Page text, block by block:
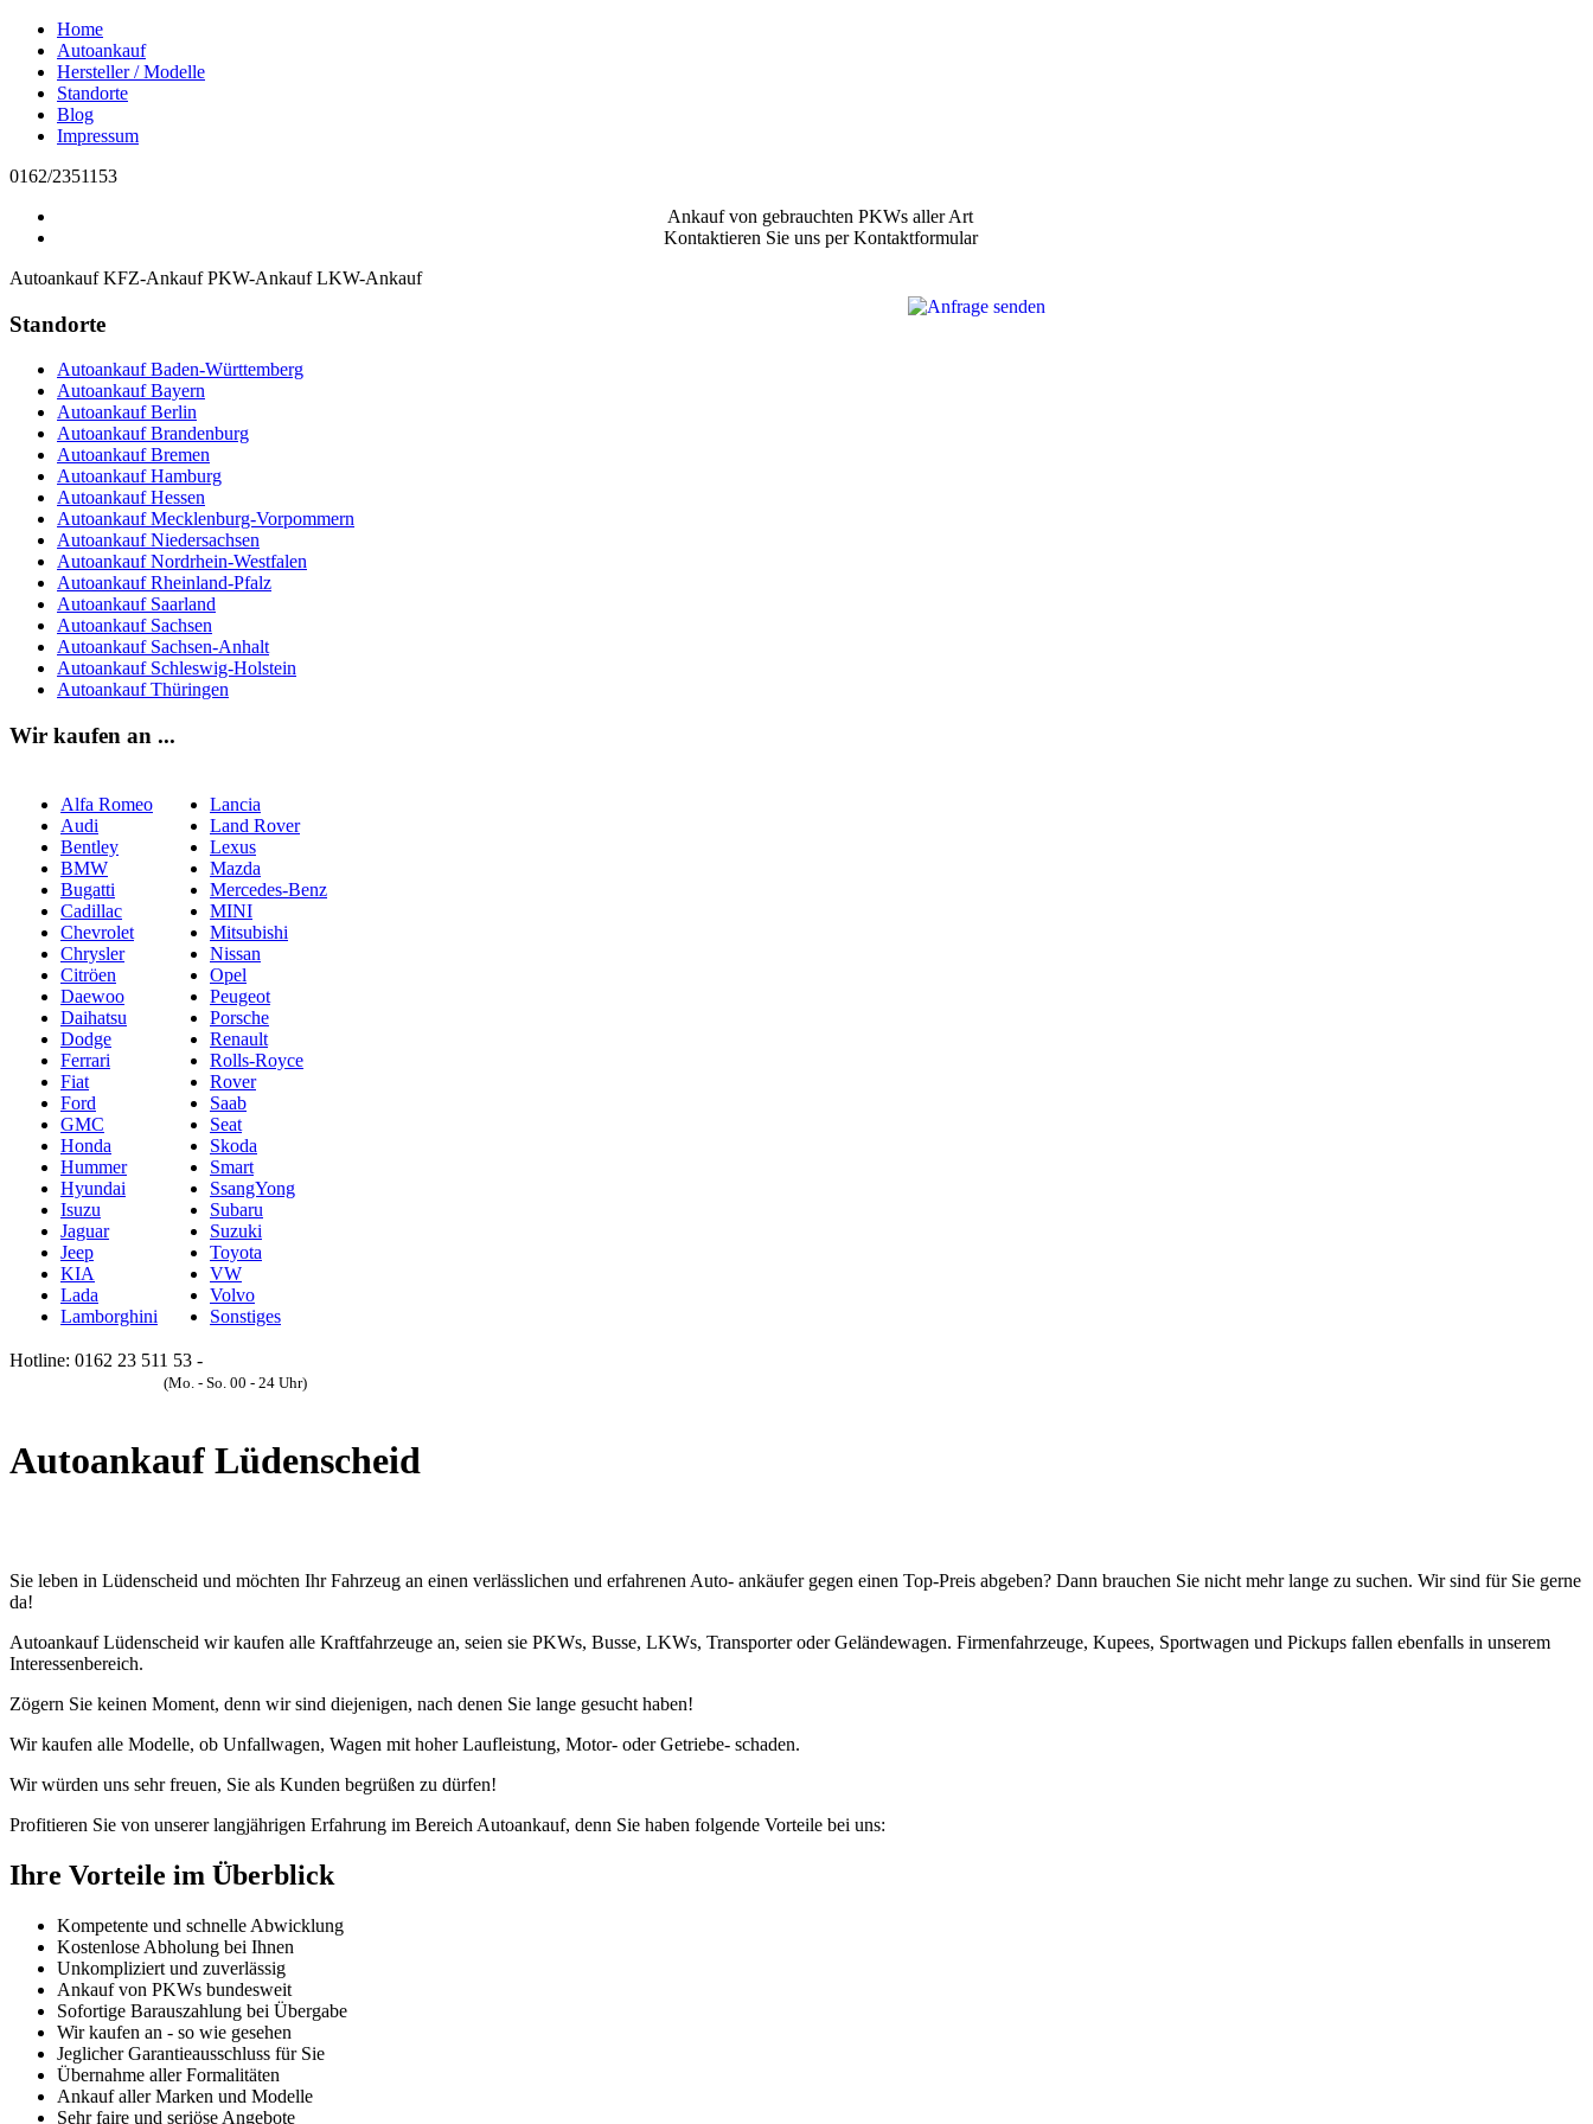
Home
Autoankauf
Hersteller / Modelle
Standorte
Blog
Impressum
0162/2351153
Ankauf von gebrauchten PKWs aller Art
Kontaktieren Sie uns per Kontaktformular
Autoankauf KFZ-Ankauf PKW-Ankauf LKW-Ankauf
Standorte
Autoankauf Baden-Württemberg
Autoankauf Bayern
Autoankauf Berlin
Autoankauf Brandenburg
Autoankauf Bremen
Autoankauf Hamburg
Autoankauf Hessen
Autoankauf Mecklenburg-Vorpommern
Autoankauf Niedersachsen
Autoankauf Nordrhein-Westfalen
Autoankauf Rheinland-Pfalz
Autoankauf Saarland
Autoankauf Sachsen
Autoankauf Sachsen-Anhalt
Autoankauf Schleswig-Holstein
Autoankauf Thüringen
Wir kaufen an ...
Alfa Romeo
Audi
Bentley
BMW
Bugatti
Cadillac
Chevrolet
Chrysler
Citröen
Daewoo
Daihatsu
Dodge
Ferrari
Fiat
Ford
GMC
Honda
Hummer
Hyundai
Isuzu
Jaguar
Jeep
KIA
Lada
Lamborghini
Lancia
Land Rover
Lexus
Mazda
Mercedes-Benz
MINI
Mitsubishi
Nissan
Opel
Peugeot
Porsche
Renault
Rolls-Royce
Rover
Saab
Seat
Skoda
Smart
SsangYong
Subaru
Suzuki
Toyota
VW
Volvo
Sonstiges
Hotline: 0162 23 511 53 -
(Mo. - So. 00 - 24 Uhr)
Autoankauf Lüdenscheid
Sie leben in Lüdenscheid und möchten Ihr Fahrzeug an einen verlässlichen und erfahrenen Auto- ankäufer gegen einen Top-Preis abgeben? Dann brauchen Sie nicht mehr lange zu suchen. Wir sind für Sie gerne
da!
Autoankauf Lüdenscheid wir kaufen alle Kraftfahrzeuge an, seien sie PKWs, Busse, LKWs, Transporter oder Geländewagen. Firmenfahrzeuge, Kupees, Sportwagen und Pickups fallen ebenfalls in unserem
Interessenbereich.
Zögern Sie keinen Moment, denn wir sind diejenigen, nach denen Sie lange gesucht haben!
Wir kaufen alle Modelle, ob Unfallwagen, Wagen mit hoher Laufleistung, Motor- oder Getriebe- schaden.
Wir würden uns sehr freuen, Sie als Kunden begrüßen zu dürfen!
Profitieren Sie von unserer langjährigen Erfahrung im Bereich Autoankauf, denn Sie haben folgende Vorteile bei uns:
Ihre Vorteile im Überblick
Kompetente und schnelle Abwicklung
Kostenlose Abholung bei Ihnen
Unkompliziert und zuverlässig
Ankauf von PKWs bundesweit
Sofortige Barauszahlung bei Übergabe
Wir kaufen an - so wie gesehen
Jeglicher Garantieausschluss für Sie
Übernahme aller Formalitäten
Ankauf aller Marken und Modelle
Sehr faire und seriöse Angebote